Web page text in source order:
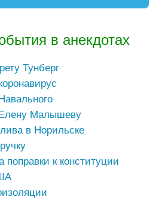
в анекдотах
Тунберг
Малышеву
в Норильске
поправки к конституции